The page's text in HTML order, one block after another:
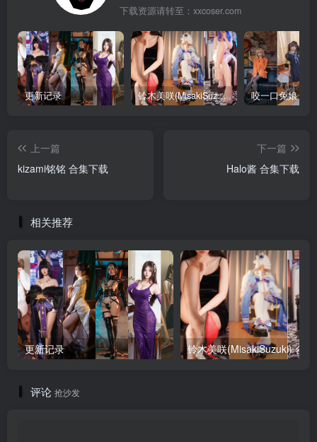
下载资源请转至：xxcoser.com
更新记录 铃木美咲(MisakiSuzuki) 合集下载 咬一口兔娘 合
上一篇
kizami铭铭 合集下载
下一篇
Halo酱 合集下载
相关推荐
更新记录
评论 抢沙发